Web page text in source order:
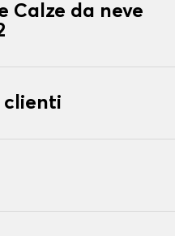
Calze da neve
clienti